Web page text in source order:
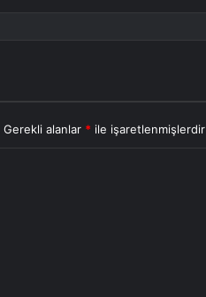
Gerekli alanlar * ile işaretlenmişlerdir